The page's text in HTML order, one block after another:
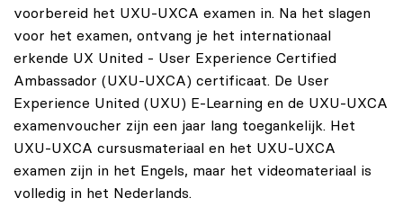
voorbereid het UXU-UXCA examen in. Na het slagen
voor het examen, ontvang je het internationaal
erkende UX United - User Experience Certified
Ambassador (UXU-UXCA) certificaat. De User
Experience United (UXU) E-Learning en de UXU-UXCA
examenvoucher zijn een jaar lang toegankelijk. Het
UXU-UXCA cursusmateriaal en het UXU-UXCA
examen zijn in het Engels, maar het videomateriaal is
volledig in het Nederlands.